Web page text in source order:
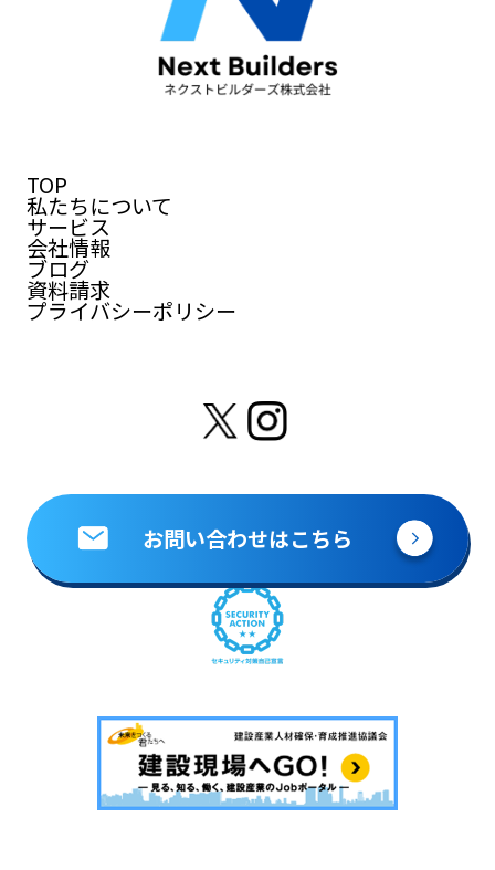
TOP
私たちについて
サービス
会社情報
ブログ
資料請求
プライバシーポリシー
お問い合わせはこちら